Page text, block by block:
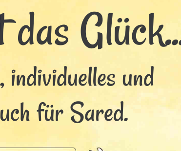
das
individuelles und
für Sared.